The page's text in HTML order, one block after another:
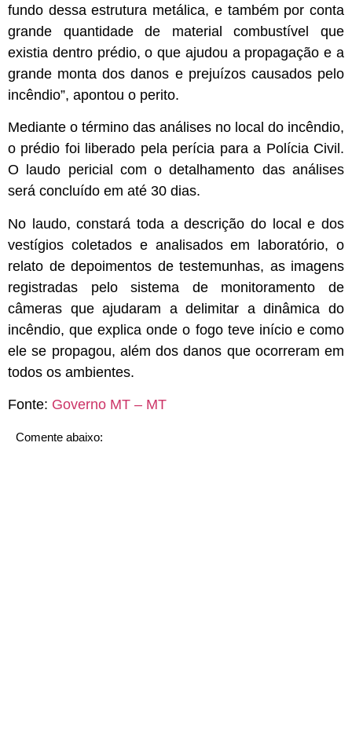
fundo dessa estrutura metálica, e também por conta
grande quantidade de material combustível que
existia dentro prédio, o que ajudou a propagação e a
grande monta dos danos e prejuízos causados pelo
incêndio”, apontou o perito.
Mediante o término das análises no local do incêndio,
o prédio foi liberado pela perícia para a Polícia Civil.
O laudo pericial com o detalhamento das análises
será concluído em até 30 dias.
No laudo, constará toda a descrição do local e dos
vestígios coletados e analisados em laboratório, o
relato de depoimentos de testemunhas, as imagens
registradas pelo sistema de monitoramento de
câmeras que ajudaram a delimitar a dinâmica do
incêndio, que explica onde o fogo teve início e como
ele se propagou, além dos danos que ocorreram em
todos os ambientes.
Fonte: Governo MT – MT
Comente abaixo: